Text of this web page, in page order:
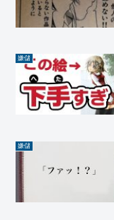
嫌儲
嫌儲